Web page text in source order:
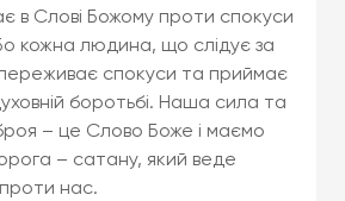
в Слові Божому проти спокуси
кожна людина, що слідує за
спокуси та приймає
боротьбі. Наша сила та
– це Слово Боже і маємо
– сатану, який веде
нас.